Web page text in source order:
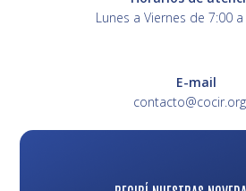
Lunes a Viernes de 7:00
E-mail